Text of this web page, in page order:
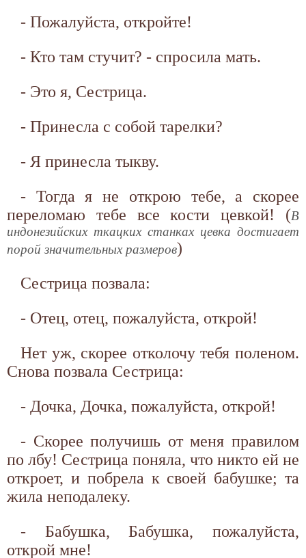
- Пожалуйста, откройте!
- Кто там стучит? - спросила мать.
- Это я, Сестрица.
- Принесла с собой тарелки?
- Я принесла тыкву.
- Тогда я не открою тебе, а скорее
переломаю тебе все кости цевкой! (В
индонезийских ткацких станках цевка достигает
порой значительных размеров)
Сестрица позвала:
- Отец, отец, пожалуйста, открой!
Нет уж, скорее отколочу тебя поленом.
Снова позвала Сестрица:
- Дочка, Дочка, пожалуйста, открой!
- Скорее получишь от меня правилом
по лбу! Сестрица поняла, что никто ей не
откроет, и побрела к своей бабушке; та
жила неподалеку.
- Бабушка, Бабушка, пожалуйста,
открой мне!